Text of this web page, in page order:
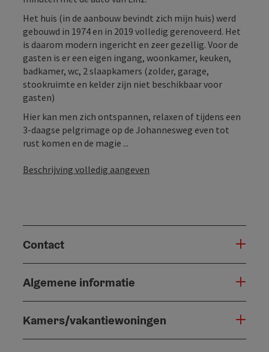
Het huis (in de aanbouw bevindt zich mijn huis) werd
gebouwd in 1974 en in 2019 volledig gerenoveerd. Het
is daarom modern ingericht en zeer gezellig. Voor de
gasten is er een eigen ingang, woonkamer, keuken,
badkamer, wc, 2 slaapkamers (zolder, garage,
stookruimte en kelder zijn niet beschikbaar voor
gasten)
Hier kan men zich ontspannen, relaxen of tijdens een
3-daagse pelgrimage op de Johannesweg even tot
rust komen en de magie ...
Beschrijving volledig aangeven
Contact
Algemene informatie
Kamers/vakantiewoningen